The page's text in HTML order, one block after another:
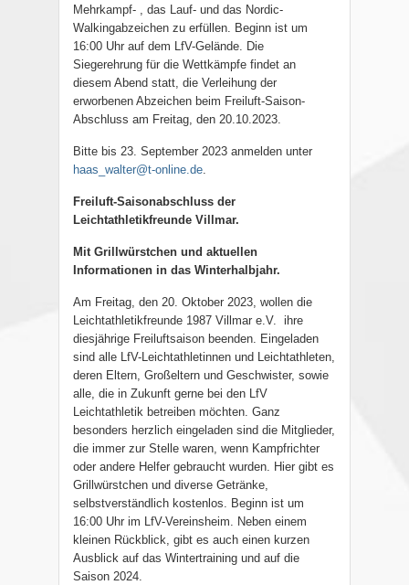
Mehrkampf- , das Lauf- und das Nordic-
Walkingabzeichen zu erfüllen. Beginn ist um
16:00 Uhr auf dem LfV-Gelände. Die
Siegerehrung für die Wettkämpfe findet an
diesem Abend statt, die Verleihung der
erworbenen Abzeichen beim Freiluft-Saison-
Abschluss am Freitag, den 20.10.2023.
Bitte bis 23. September 2023 anmelden unter
haas_walter@t-online.de.
Freiluft-Saisonabschluss der
Leichtathletikfreunde Villmar.
Mit Grillwürstchen und aktuellen
Informationen in das Winterhalbjahr.
Am Freitag, den 20. Oktober 2023, wollen die
Leichtathletikfreunde 1987 Villmar e.V. ihre
diesjährige Freiluftsaison beenden. Eingeladen
sind alle LfV-Leichtathletinnen und Leichtathleten,
deren Eltern, Großeltern und Geschwister, sowie
alle, die in Zukunft gerne bei den LfV
Leichtathletik betreiben möchten. Ganz
besonders herzlich eingeladen sind die Mitglieder,
die immer zur Stelle waren, wenn Kampfrichter
oder andere Helfer gebraucht wurden. Hier gibt es
Grillwürstchen und diverse Getränke,
selbstverständlich kostenlos. Beginn ist um
16:00 Uhr im LfV-Vereinsheim. Neben einem
kleinen Rückblick, gibt es auch einen kurzen
Ausblick auf das Wintertraining und auf die
Saison 2024.